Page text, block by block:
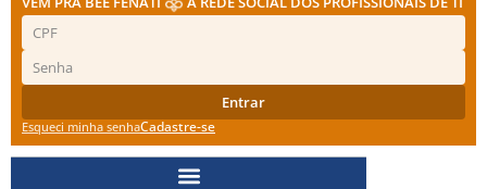
Entrar
Esqueci minha senhaCadastre-se